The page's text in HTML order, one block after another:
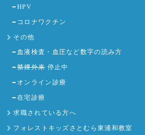
HPV
コロナワクチン
その他
血液検査・血圧など数字の読み方
禁煙外来停止中
オンライン診療
在宅診療
求職されている方へ
フォレストキッズさとむら東浦和教室